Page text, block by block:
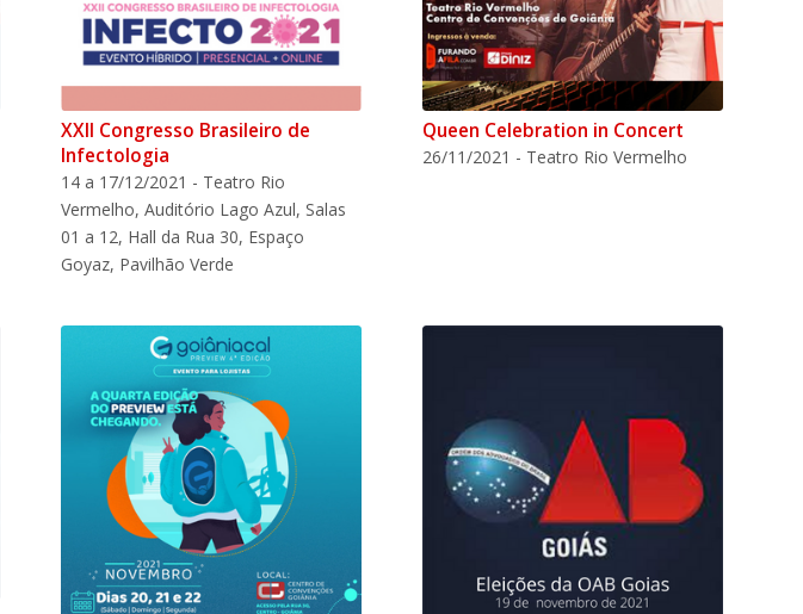
XXII Congresso Brasileiro de
Infectologia
14 a 17/12/2021 - Teatro Rio
Vermelho, Auditório Lago Azul, Salas
01 a 12, Hall da Rua 30, Espaço
Goyaz, Pavilhão Verde
Queen Celebration in Concert
26/11/2021 - Teatro Rio Vermelho